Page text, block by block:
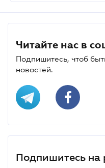
Читайте нас в
Подпишитесь, чтоб
новостей.
Подпишитесь на